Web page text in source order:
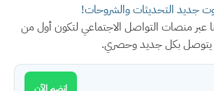
جديد التحديثات والشروحات!
عبر منصات التواصل الاجتماعي لتكون أول من
يتوصل بكل جديد وحصري.